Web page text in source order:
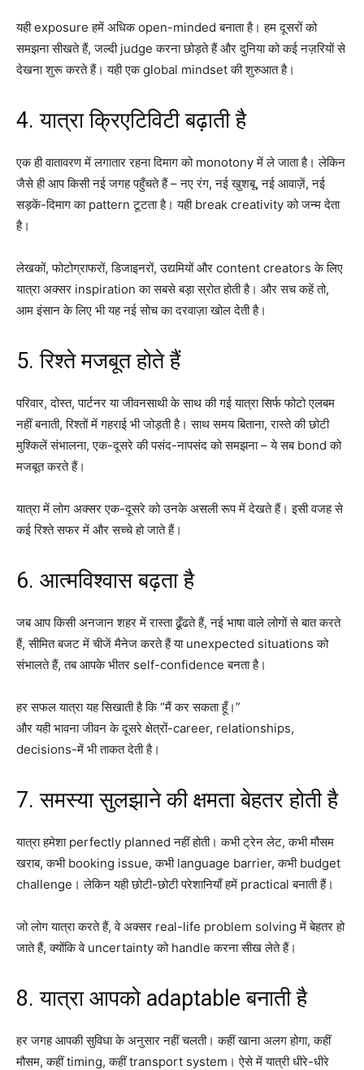
यही exposure हमें अधिक open-minded बनाता है। हम दूसरों को
समझना सीखते हैं, जल्दी judge करना छोड़ते हैं और दुनिया को कई नज़रियों से
देखना शुरू करते हैं। यही एक global mindset की शुरुआत है।
4. यात्रा क्रिएटिविटी बढ़ाती है
एक ही वातावरण में लगातार रहना दिमाग को monotony में ले जाता है। लेकिन
जैसे ही आप किसी नई जगह पहुँचते हैं – नए रंग, नई खुशबू, नई आवाज़ें, नई
सड़कें-दिमाग का pattern टूटता है। यही break creativity को जन्म देता
है।
लेखकों, फोटोग्राफरों, डिजाइनरों, उद्यमियों और content creators के लिए
यात्रा अक्सर inspiration का सबसे बड़ा स्रोत होती है। और सच कहें तो,
आम इंसान के लिए भी यह नई सोच का दरवाज़ा खोल देती है।
5. रिश्ते मजबूत होते हैं
परिवार, दोस्त, पार्टनर या जीवनसाथी के साथ की गई यात्रा सिर्फ फोटो एलबम
नहीं बनाती, रिश्तों में गहराई भी जोड़ती है। साथ समय बिताना, रास्ते की छोटी
मुश्किलें संभालना, एक-दूसरे की पसंद-नापसंद को समझना – ये सब bond को
मजबूत करते हैं।
यात्रा में लोग अक्सर एक-दूसरे को उनके असली रूप में देखते हैं। इसी वजह से
कई रिश्ते सफर में और सच्चे हो जाते हैं।
6. आत्मविश्वास बढ़ता है
जब आप किसी अनजान शहर में रास्ता ढूँढते हैं, नई भाषा वाले लोगों से बात करते
हैं, सीमित बजट में चीजें मैनेज करते हैं या unexpected situations को
संभालते हैं, तब आपके भीतर self-confidence बनता है।
हर सफल यात्रा यह सिखाती है कि “मैं कर सकता हूँ।”
और यही भावना जीवन के दूसरे क्षेत्रों-career, relationships,
decisions-में भी ताकत देती है।
7. समस्या सुलझाने की क्षमता बेहतर होती है
यात्रा हमेशा perfectly planned नहीं होती। कभी ट्रेन लेट, कभी मौसम
खराब, कभी booking issue, कभी language barrier, कभी budget
challenge। लेकिन यही छोटी-छोटी परेशानियाँ हमें practical बनाती हैं।
जो लोग यात्रा करते हैं, वे अक्सर real-life problem solving में बेहतर हो
जाते हैं, क्योंकि वे uncertainty को handle करना सीख लेते हैं।
8. यात्रा आपको adaptable बनाती है
हर जगह आपकी सुविधा के अनुसार नहीं चलती। कहीं खाना अलग होगा, कहीं
मौसम, कहीं timing, कहीं transport system। ऐसे में यात्री धीरे-धीरे